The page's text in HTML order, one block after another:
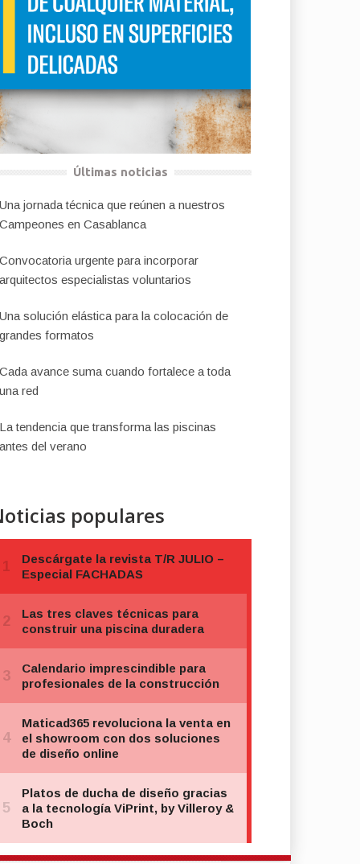
Últimas noticias
Una jornada técnica que reúnen a nuestros
Campeones en Casablanca
Convocatoria urgente para incorporar
arquitectos especialistas voluntarios
Una solución elástica para la colocación de
grandes formatos
Cada avance suma cuando fortalece a toda
una red
La tendencia que transforma las piscinas
antes del verano
populares